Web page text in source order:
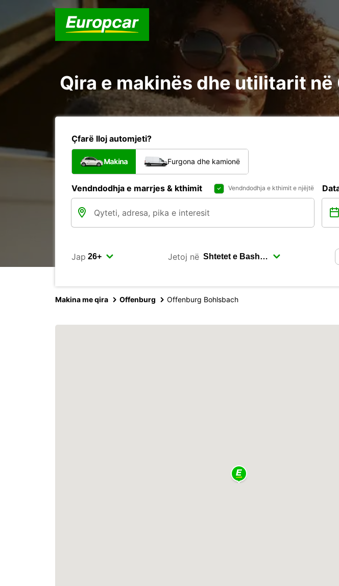
Qira e makinës dhe utilitarit
Çfarë lloj automjeti?
Makina Furgona dhe kamionë
Vendndodhja e marrjes & kthimit Vendndodhja e kthimit e njëjtë
Jap Jetoj në
Makina me qira Offenburg Offenburg Bohlsbach